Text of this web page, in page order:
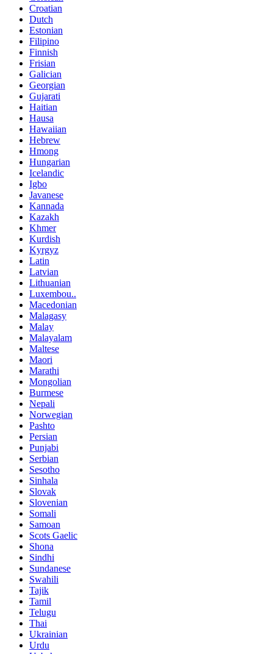
Croatian
Dutch
Estonian
Filipino
Finnish
Frisian
Galician
Georgian
Gujarati
Haitian
Hausa
Hawaiian
Hebrew
Hmong
Hungarian
Icelandic
Igbo
Javanese
Kannada
Kazakh
Khmer
Kurdish
Kyrgyz
Latin
Latvian
Lithuanian
Luxembou..
Macedonian
Malagasy
Malay
Malayalam
Maltese
Maori
Marathi
Mongolian
Burmese
Nepali
Norwegian
Pashto
Persian
Punjabi
Serbian
Sesotho
Sinhala
Slovak
Slovenian
Somali
Samoan
Scots Gaelic
Shona
Sindhi
Sundanese
Swahili
Tajik
Tamil
Telugu
Thai
Ukrainian
Urdu